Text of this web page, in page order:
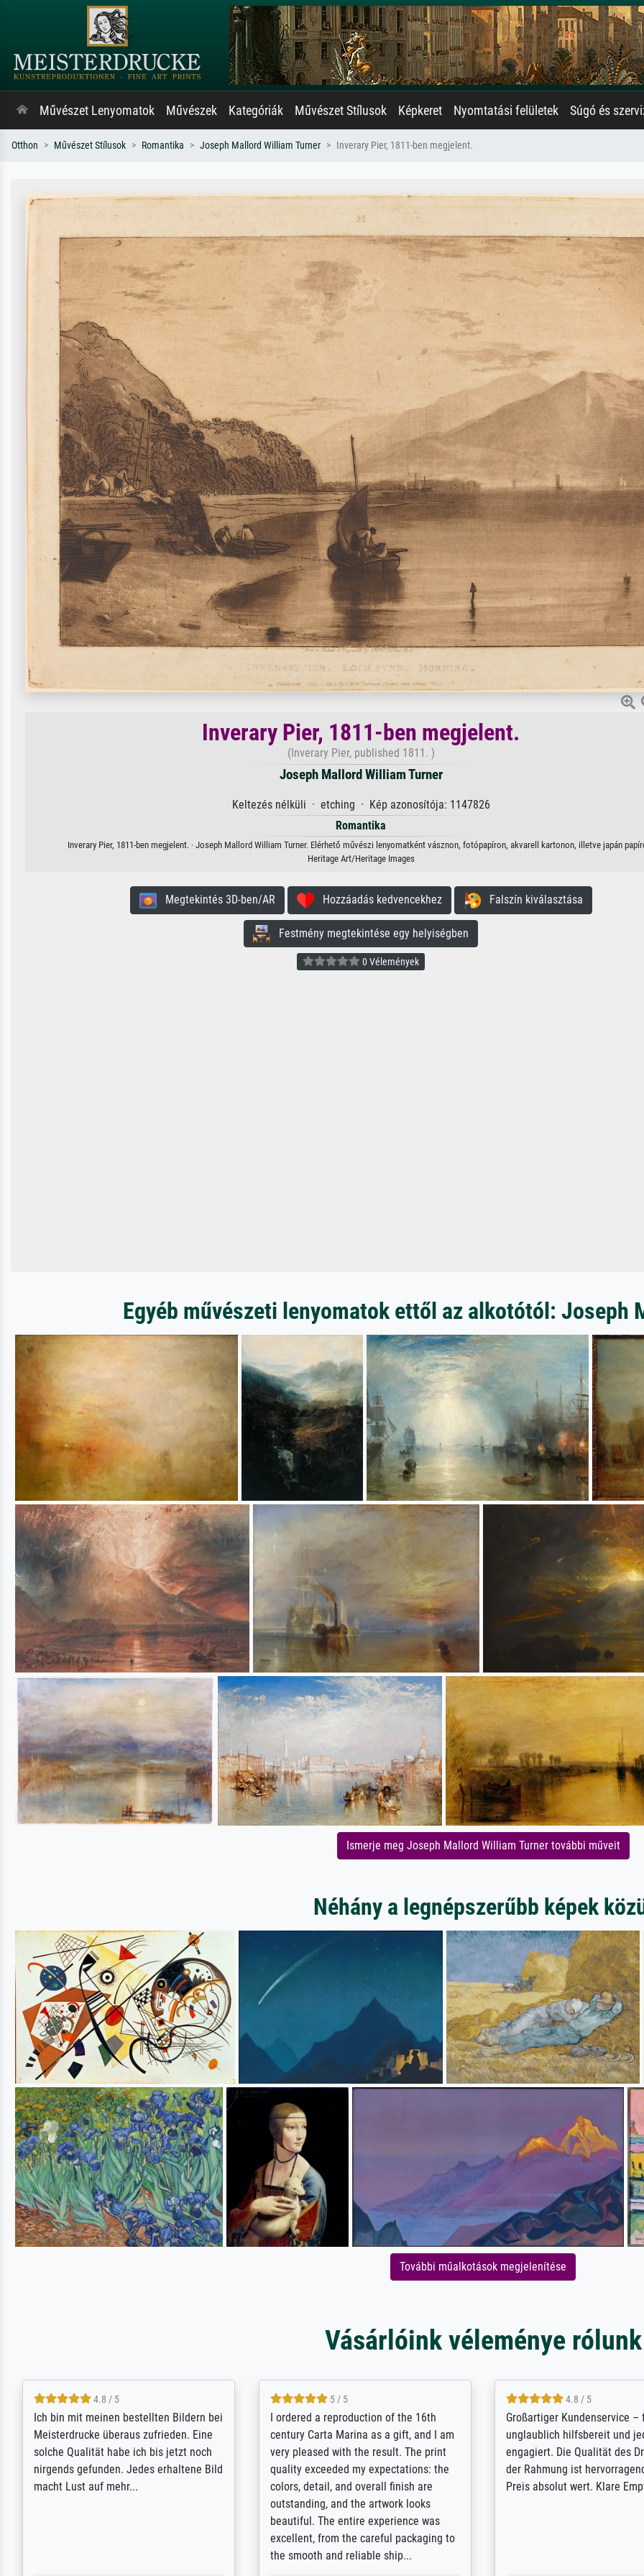
Művészet Lenyomatok Művészek Kategóriák Művészet Stílusok Képkeret Nyomtatási felületek Súgó és
Otthon Művészet Stílusok Romantika Joseph Mallord William Turner Inverary Pier, 1811-ben megjelent.
Inverary Pier, 1811-ben megjelent.
(Inverary Pier, published 1811. )
Joseph Mallord William Turner
Keltezés nélküli · etching · Kép azonosítója: 1147826
Romantika
Inverary Pier, 1811-ben megjelent. · Joseph Mallord William Turner. Elérhető művészi lenyomatként vásznon, fotópapíron, akvarell kartonon, illetve japán
Heritage Art/Heritage Images
Megtekintés 3D-ben/AR Hozzáadás kedvencekhez Falszín kiválasztása
Festmény megtekintése egy helyiségben
0 Vélemények
Egyéb művészeti lenyomatok ettől az alkotótól: Joseph
Ismerje meg Joseph Mallord William Turner további műveit
Néhány a legnépszerűbb képek
További műalkotások megjelenítése
Vásárlóink véleménye rólunk
5 / 5
Rundum positive Erfahrung. Die
Ausführung des Auftrags hat eine Weile
gedauert, die angekündigte Lieferzeit
wurde aber letztlich sogar etwas
unterschritten. Die Qualität des Papiers
5 / 5
The team at Meisterdrucke strives to
meet its clients demands, and provides
expert advice on how to obtain the best
results for the prints requested by the
client. The company has a vast
repertoire of prints to choose from, and
will provide excellent service also with
regards to prints which are not in that
repertoire. Highly recommended!
5 / 5
Outstanding quality and
support. - the quality of the
excellent and difficult to
from the real thing; it will be
for high-quality art prints